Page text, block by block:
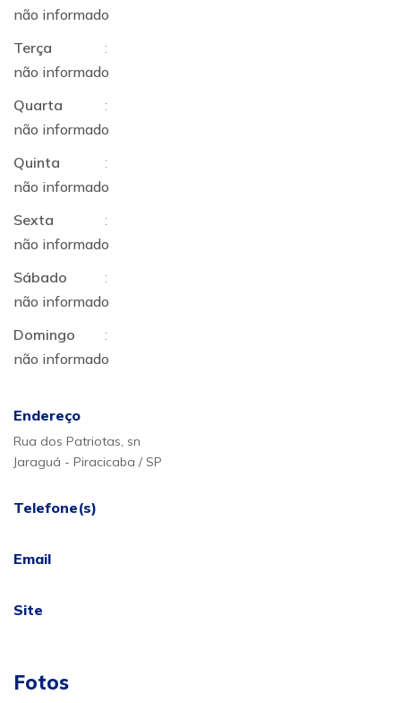
não informado
Terça
:
não informado
Quarta
:
não informado
Quinta
:
não informado
Sexta
:
não informado
Sábado
:
não informado
Domingo
:
não informado
Endereço
Rua dos Patriotas, sn
Jaraguá - Piracicaba / SP
Telefone(s)
Email
Site
Fotos